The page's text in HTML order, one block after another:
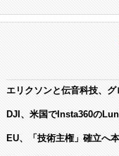
エリクソンと伝音科技、
DJI、米国でInsta360の
EU、「技術主権」確立へ